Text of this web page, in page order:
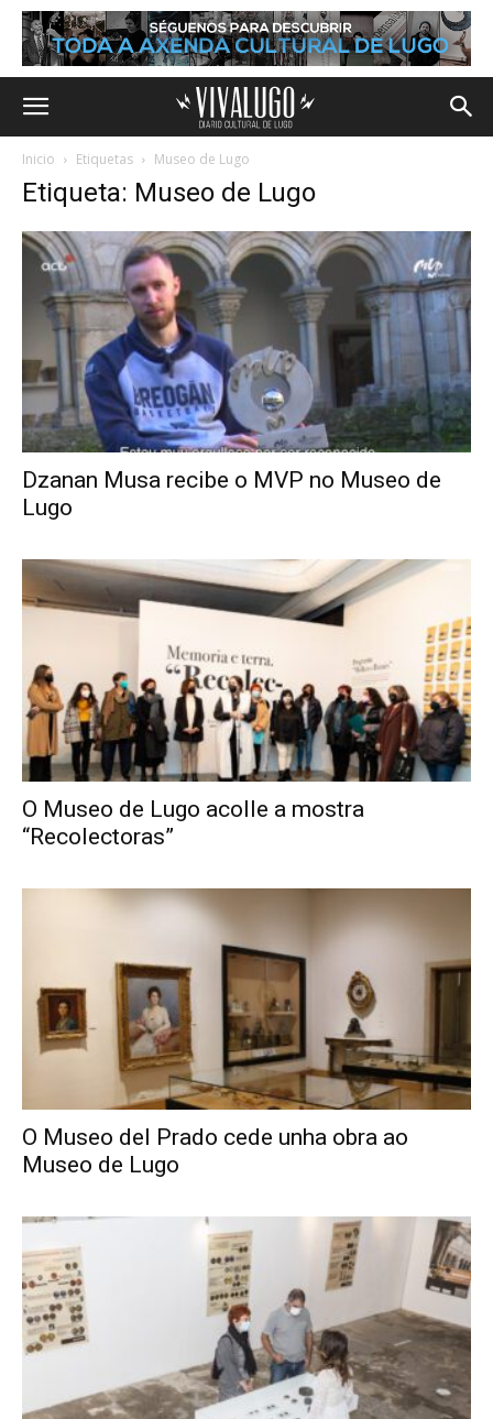
Inicio Etiquetas Museo de Lugo
Etiqueta: Museo de Lugo
Dzanan Musa recibe o MVP no Museo de
Lugo
O Museo de Lugo acolle a mostra
“Recolectoras”
O Museo del Prado cede unha obra ao
Museo de Lugo